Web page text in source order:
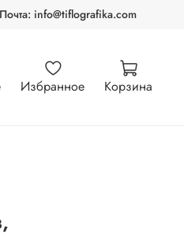
info@tiflografika.com
Избранное Корзина